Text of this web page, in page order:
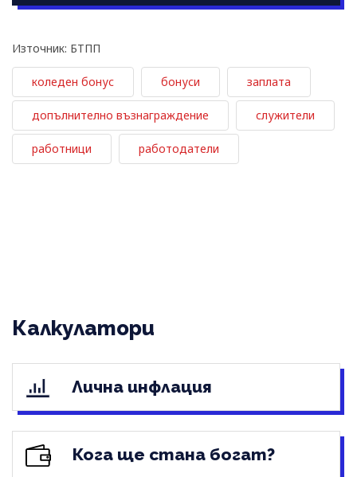
Източник: БТПП
коледен бонус бонуси заплата
допълнително възнаграждение служители
работници работодатели
Калкулатори
Лична инфлация
Кога ще стана богат?